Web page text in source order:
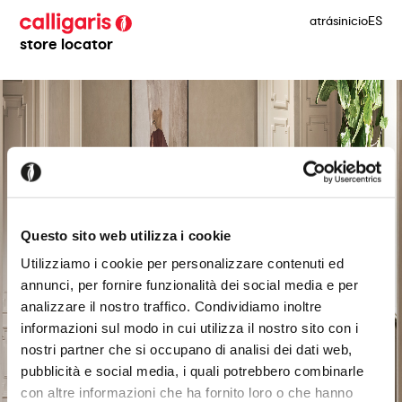
Questo sito web utilizza i cookie
Utilizziamo i cookie per personalizzare contenuti ed
annunci, per fornire funzionalità dei social media e per
analizzare il nostro traffico. Condividiamo inoltre
informazioni sul modo in cui utilizza il nostro sito con i
nostri partner che si occupano di analisi dei dati web,
pubblicità e social media, i quali potrebbero combinarle
con altre informazioni che ha fornito loro o che hanno
store locator
atrásinicioES